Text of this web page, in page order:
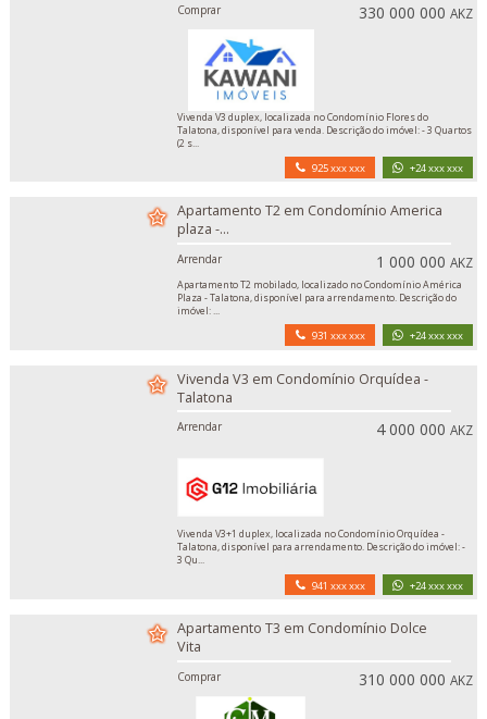
Comprar 330 000 000AKZ
Vivenda V3 duplex, localizada no Condomínio Flores do
Talatona, disponível para venda. Descrição do imóvel: - 3 Quartos
(2 s...
925 xxx xxx +24 xxx xxx
Apartamento T2 em Condomínio America
plaza -...
Arrendar 1 000 000AKZ
Apartamento T2 mobilado, localizado no Condomínio América
Plaza - Talatona, disponível para arrendamento. Descrição do
imóvel: ...
931 xxx xxx +24 xxx xxx
Vivenda V3 em Condomínio Orquídea -
Talatona
Arrendar 4 000 000AKZ
Vivenda V3+1 duplex, localizada no Condomínio Orquídea -
Talatona, disponível para arrendamento. Descrição do imóvel: -
3 Qu...
941 xxx xxx +24 xxx xxx
Apartamento T3 em Condomínio Dolce
Vita
Comprar 310 000 000AKZ